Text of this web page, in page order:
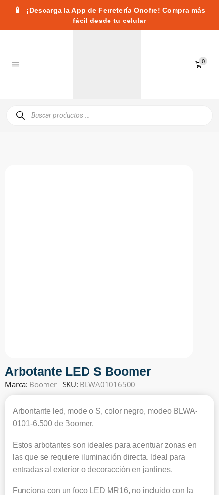
📱
¡Descarga la App de Ferretería Onofre! Compra más
fácil desde tu celular
0
Arbotante LED S Boomer
Marca: Boomer SKU: BLWA01016500
Arbontante led, modelo S, color negro, modeo BLWA-
0101-6.500 de Boomer.
Estos arbotantes son ideales para acentuar zonas en
las que se requiere iluminación directa. Ideal para
entradas al exterior o decoracción en jardines.
Funciona con un foco LED MR16, no incluido con la